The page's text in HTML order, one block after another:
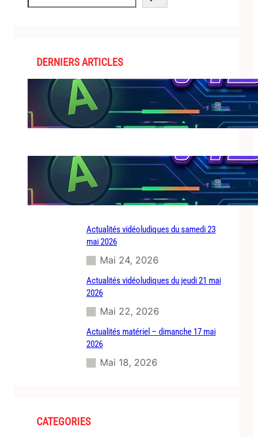
e
DERNIERS ARTICLES
Actualités vidéoludiques du dimanche 21
juin 2026
Juin 24, 2026
Actualités vidéoludiques du mardi 23 juin
2026
Juin 24, 2026
Actualités vidéoludiques du samedi 23
mai 2026
Mai 24, 2026
Actualités vidéoludiques du jeudi 21 mai
2026
Mai 22, 2026
Actualités matériel – dimanche 17 mai
2026
Mai 18, 2026
CATEGORIES